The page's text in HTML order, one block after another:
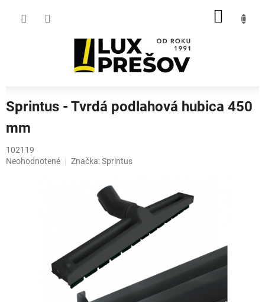
Sprintus - Tvrdá podlahová hubica 450
mm
102119
Priemerné
Neohodnotené Značka:Sprintus